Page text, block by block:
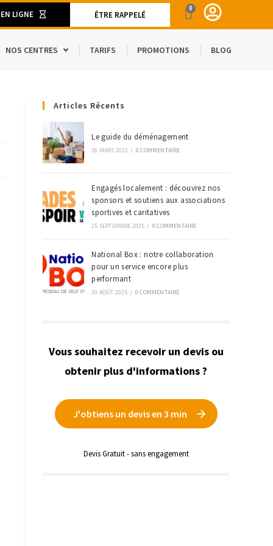
LIGNE ÊTRE RAPPELÉ
0
ET MATÉRIELS DE DÉMÉNAGEMENT
NOS CENTRES TARIFS PROMOTIONS BLOG
Articles Récents
Le guide du déménagement
26 MARS 2022 / 0 COMMENTAIRE
Engagés localement : découvrez nos
sponsors et soutiens aux associations
sportives et caritatives
25 SEPTEMBRE 2025 / 0 COMMENTAIRE
National Box : notre collaboration
pour un service encore plus
performant
20 AOÛT 2025 / 0 COMMENTAIRE
Vous souhaitez recevoir un devis ou
obtenir plus d'informations ?
J'obtiens un devis en 3 min
Devis Gratuit - sans engagement